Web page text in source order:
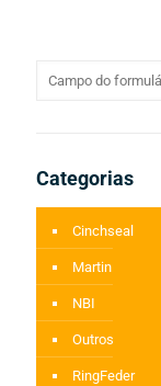
Categorias
Cinchseal
Martin
NBI
Outros
RingFeder